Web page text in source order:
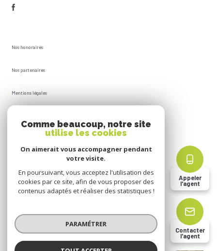
Appeler
l'agent
Contacter
l'agent
Nos honoraires
Nos partenaires
Mentions légales
Cookies
© 2026 | Tous droits réservés
Réalisé par
Comme beaucoup, notre site
utilise les cookies
On aimerait vous accompagner pendant
votre visite.
En poursuivant, vous acceptez l'utilisation des
cookies par ce site, afin de vous proposer des
contenus adaptés et réaliser des statistiques !
PARAMÉTRER